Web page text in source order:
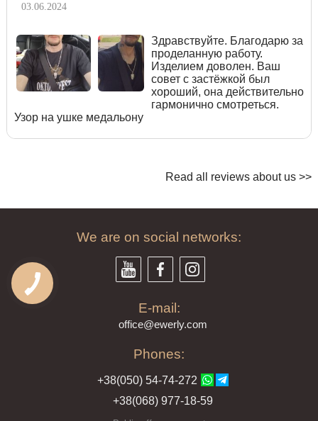
03.06.2024
Здравствуйте. Благодарю за
проделанную работу.
Изделием доволен. Ваш
совет с застёжкой был
хороший, она действительно
гармонично смотреться.
Узор на ушке медальону
Read all reviews about us >>
We are on social networks:
E-mail:
office@ewerly.com
Phones:
+38(050) 54-74-272
+38(068) 977-18-59